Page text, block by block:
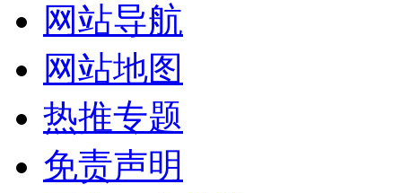
网站导航
网站地图
热推专题
免责声明